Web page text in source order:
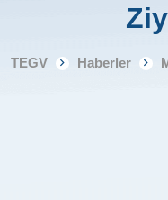
TEGV Haberler